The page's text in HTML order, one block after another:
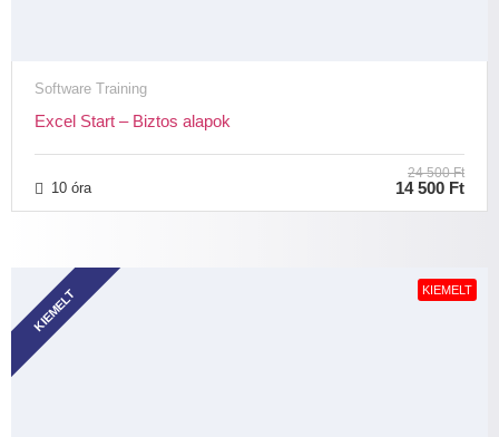
Software Training
Excel Start – Biztos alapok
10 óra
24 500 Ft
14 500 Ft
KIEMELT KIEMELT